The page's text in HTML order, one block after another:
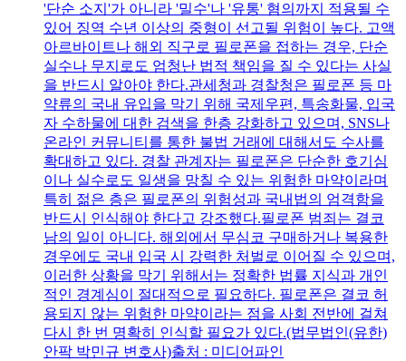
'단순 소지'가 아니라 '밀수'나 '유통' 혐의까지 적용될 수
있어 징역 수년 이상의 중형이 선고될 위험이 높다. 고액
아르바이트나 해외 직구로 필로폰을 접하는 경우, 단순
실수나 무지로도 엄청난 법적 책임을 질 수 있다는 사실
을 반드시 알아야 한다.관세청과 경찰청은 필로폰 등 마
약류의 국내 유입을 막기 위해 국제우편, 특송화물, 입국
자 수하물에 대한 검색을 한층 강화하고 있으며, SNS나
온라인 커뮤니티를 통한 불법 거래에 대해서도 수사를
확대하고 있다. 경찰 관계자는 필로폰은 단순한 호기심
이나 실수로도 일생을 망칠 수 있는 위험한 마약이라며
특히 젊은 층은 필로폰의 위험성과 국내법의 엄격함을
반드시 인식해야 한다고 강조했다.필로폰 범죄는 결코
남의 일이 아니다. 해외에서 무심코 구매하거나 복용한
경우에도 국내 입국 시 강력한 처벌로 이어질 수 있으며,
이러한 상황을 막기 위해서는 정확한 법률 지식과 개인
적인 경계심이 절대적으로 필요하다. 필로폰은 결코 허
용되지 않는 위험한 마약이라는 점을 사회 전반에 걸쳐
다시 한 번 명확히 인식할 필요가 있다.(법무법인(유한)
안팍 박민규 변호사)출처 : 미디어파인